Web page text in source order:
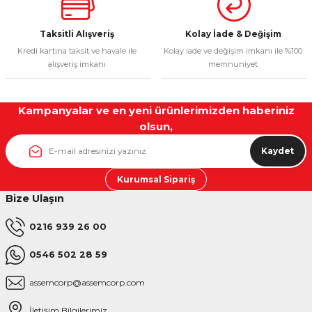
Taksitli Alışveriş
Kredi kartına taksit ve havale ile
alışveriş imkanı
Kolay İade & Değişim
Kolay iade ve değişim imkanı ile %100
memnuniyet
Kampanyalar ve en yeni ürünlerimizden haberiniz
olsun,
Kaydet
Kurumsal Sipariş
Bize Ulaşın
0216 939 26 00
0546 502 28 59
assemcorp@assemcorp.com